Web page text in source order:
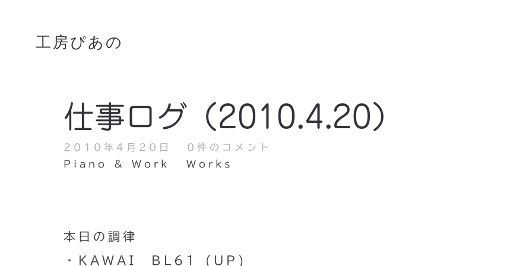
工房ぴあの
仕事ログ（2010.4.20）
2010年4月20日
0件のコメント
Piano & Work
Works
本日の調律
・KAWAI BL61 (UP)